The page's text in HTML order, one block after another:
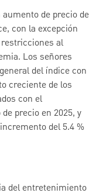
de precio de
con la excepción
al
Los señores
del índice con
creciente de los
con el
precio en 2025, y
del 5.4 %
del entretenimiento